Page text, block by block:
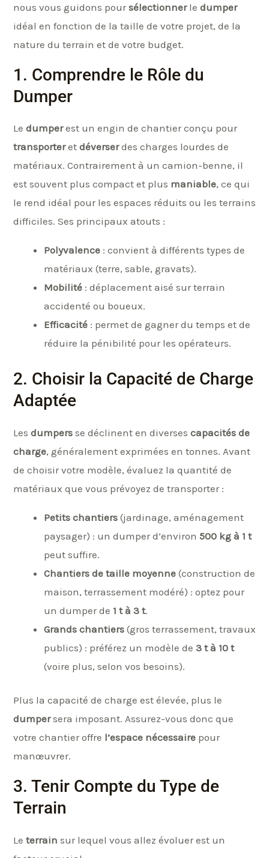
nous vous guidons poursélectionnerle dumper
idéal en fonction de la taille de votre projet, de la
nature du terrain et de votre budget.
1. Comprendre le Rôle du
Dumper
Le dumperest un engin de chantier conçu pour
transporteret déverserdes charges lourdes de
matériaux. Contrairement à un camion-benne, il
est souvent plus compact et plus maniable, ce qui
le rend idéal pour les espaces réduits ou les terrains
difficiles. Ses principaux atouts :
Polyvalence : convient à différents types de
matériaux (terre, sable, gravats).
Mobilité : déplacement aisé sur terrain
accidenté ou boueux.
Efficacité : permet de gagner du temps et de
réduire la pénibilité pour les opérateurs.
2. Choisir la Capacité de Charge
Adaptée
Les dumpers se déclinent en diverses capacités de
charge, généralement exprimées en tonnes. Avant
de choisir votre modèle, évaluez la quantité de
matériaux que vous prévoyez de transporter :
Petits chantiers (jardinage, aménagement
paysager) : un dumper d’environ 500 kg à 1 t
peut suffire.
Chantiers de taille moyenne (construction de
maison, terrassement modéré) : optez pour
un dumper de 1 t à 3 t.
Grands chantiers (gros terrassement, travaux
publics) : préférez un modèle de 3 t à 10 t
(voire plus, selon vos besoins).
Plus la capacité de charge est élevée, plus le
dumpersera imposant. Assurez-vous donc que
votre chantier offre l’espace nécessaire pour
manœuvrer.
3. Tenir Compte du Type de
Terrain
Le terrain sur lequel vous allez évoluer est un